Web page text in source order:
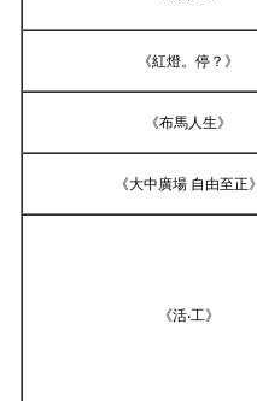
《紅燈。停？》
《布馬人生》
《大中廣場 自由至正》
《活‧工》